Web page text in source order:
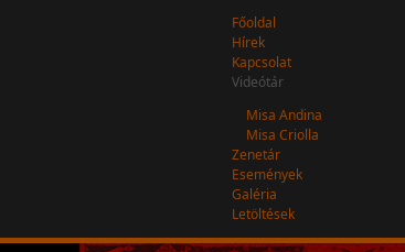
Főoldal
Hírek
Kapcsolat
Videótár
Misa Andina
Misa Criolla
Zenetár
Események
Galéria
Letöltések